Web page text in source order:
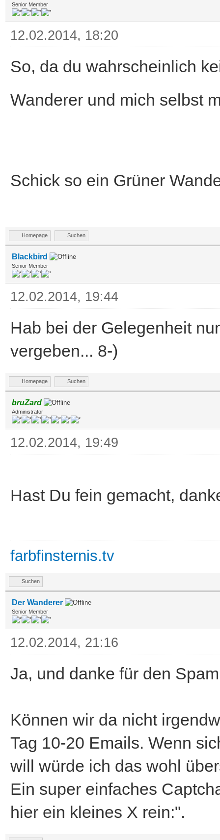
Senior Member
12.02.2014, 18:20
So, da du wahrscheinlich
Wanderer und mich selbst
Schick so ein Grüner
Homepage Suchen
Blackbird
Senior Member
12.02.2014, 19:44
Hab bei der Gelegenheit
vergeben... 8-)
Homepage Suchen
bruZard
Administrator
12.02.2014, 19:49
Hast Du fein gemacht,
farbfinsternis.tv
Suchen
Der Wanderer
Senior Member
12.02.2014, 21:16
Ja, und danke für den
Können wir da nicht
Tag 10-20 Emails. Wenn
will würde ich das wohl
Ein super einfaches
hier ein kleines X rein:".